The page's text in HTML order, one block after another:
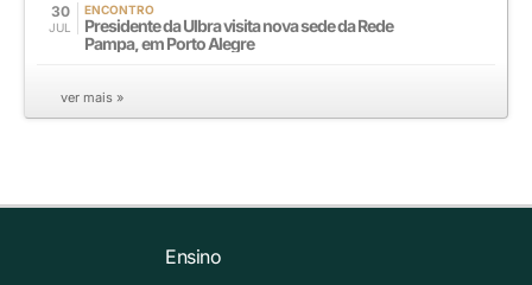
30
JUL
ENCONTRO
Presidente da Ulbra visita nova sede da Rede
Pampa, em Porto Alegre
ver mais »
Ensino